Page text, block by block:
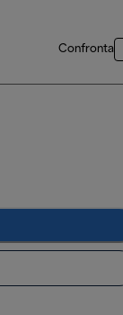
Confronta